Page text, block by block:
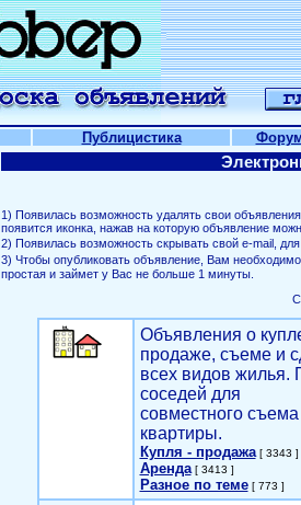
Публицистика
1) Появилась возможность удалять свои
появится иконка, нажав на которую объявление
2) Появилась возможность скрывать свой е-mail,
3) Чтобы опубликовать объявление, Вам
простая и займет у Вас не больше 1 минуты.
Объявления о
продаже, съеме и
всех видов жилья.
соседей для
совместного съема
квартиры.
Купля - продажа[ 3343 ]
Аренда[ 3413 ]
Разное по теме[ 773 ]